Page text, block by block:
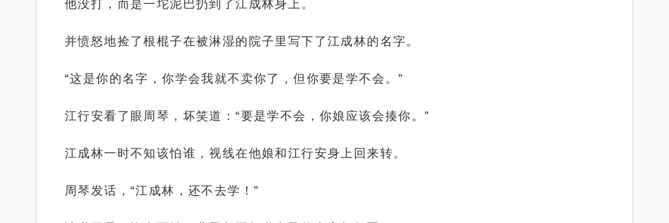
他没打，而是一坨泥巴扔到了江成林身上。
并愤怒地捡了根棍子在被淋湿的院子里写下了江成林的名字。
“这是你的名字，你学会我就不卖你了，但你要是学不会。”
江行安看了眼周琴，坏笑道：“要是学不会，你娘应该会揍你。”
江成林一时不知该怕谁，视线在他娘和江行安身上回来转。
周琴发话，“江成林，还不去学！”